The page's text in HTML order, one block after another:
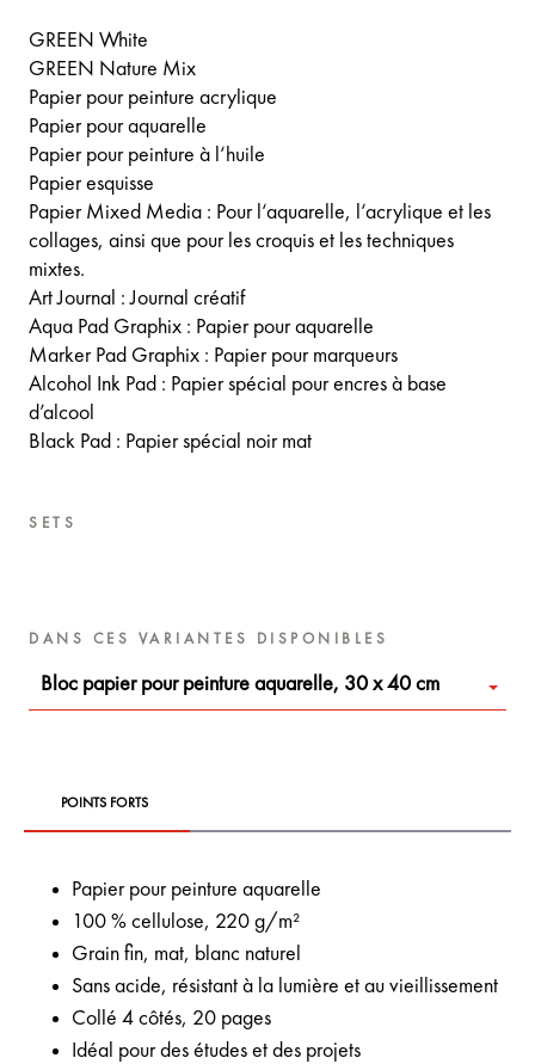
GREEN White
GREEN Nature Mix
Papier pour peinture acrylique
Papier pour aquarelle
Papier pour peinture à l‘huile
Papier esquisse
Papier Mixed Media : Pour l‘aquarelle, l‘acrylique et les
collages, ainsi que pour les croquis et les techniques
mixtes.
Art Journal : Journal créatif
Aqua Pad Graphix : Papier pour aquarelle
Marker Pad Graphix : Papier pour marqueurs
Alcohol Ink Pad : Papier spécial pour encres à base
d’alcool
Black Pad : Papier spécial noir mat
SETS
DANS CES VARIANTES DISPONIBLES
Bloc papier pour peinture aquarelle, 30 x 40 cm
POINTS FORTS
Papier pour peinture aquarelle
100 % cellulose, 220 g/m²
Grain fin, mat, blanc naturel
Sans acide, résistant à la lumière et au vieillissement
Collé 4 côtés, 20 pages
Idéal pour des études et des projets